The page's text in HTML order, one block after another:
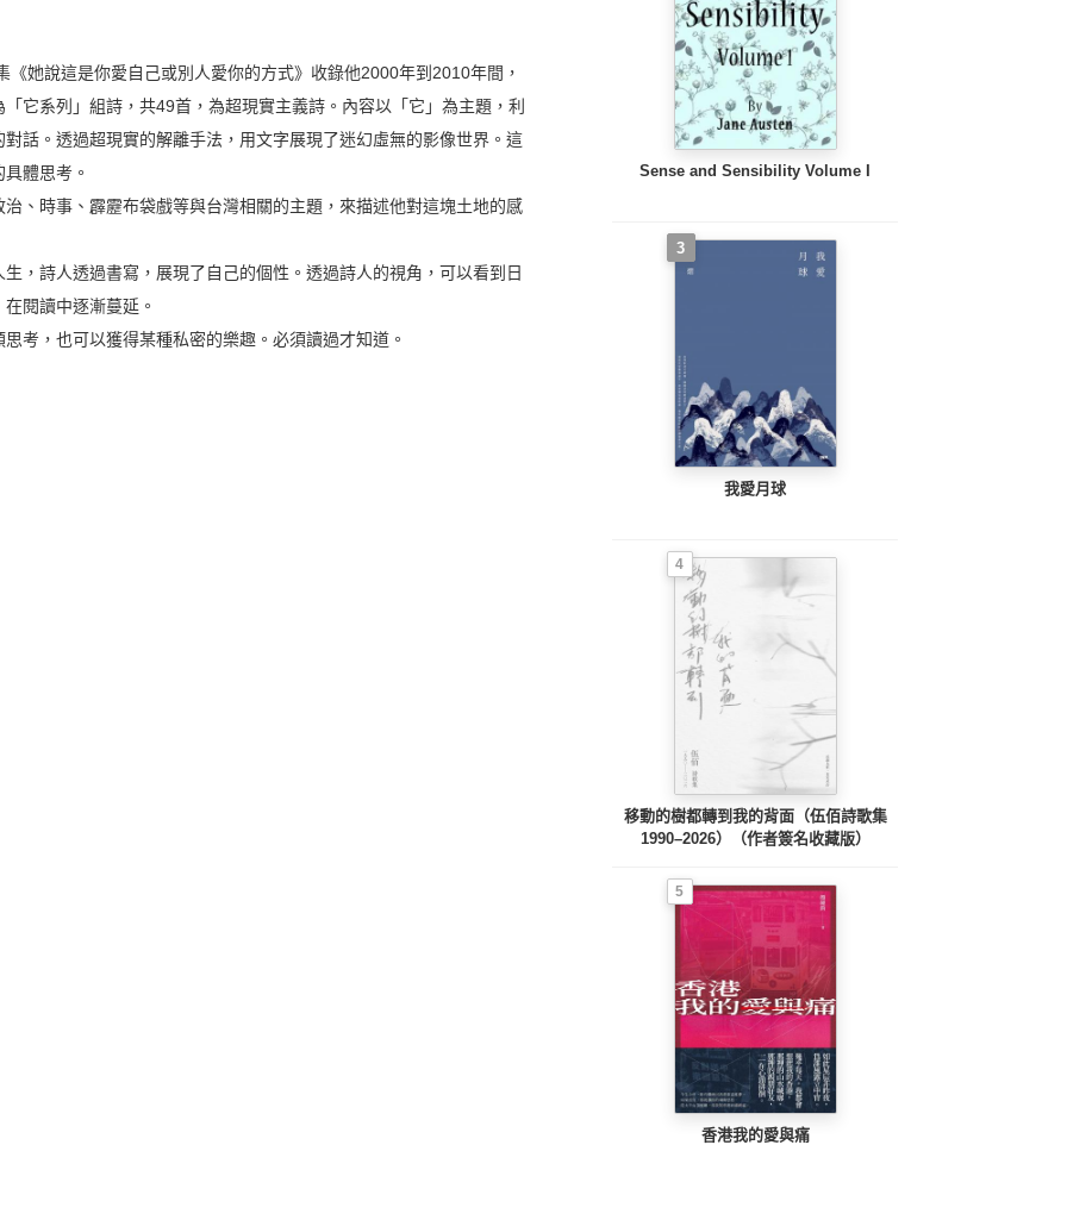
說這是你愛自己或別人愛你的方式》收錄他2000年到2010年間，
它系列」組詩，共49首，為超現實主義詩。內容以「它」為主題，利
話。透過超現實的解離手法，用文字展現了迷幻虛無的影像世界。這
體思考。
時事、霹靂布袋戲等與台灣相關的主題，來描述他對這塊土地的感
詩人透過書寫，展現了自己的個性。透過詩人的視角，可以看到日
閱讀中逐漸蔓延。
，也可以獲得某種私密的樂趣。必須讀過才知道。
Sense and Sensibility Volume I
3
我愛月球
4
移動的樹都轉到我的背面（伍佰詩歌集
1990–2026）（作者簽名收藏版）
5
香港我的愛與痛